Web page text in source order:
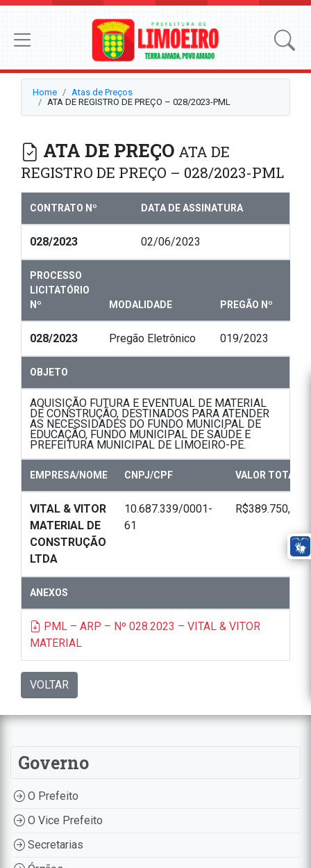
Home
Atas de Preços
ATA DE REGISTRO DE PREÇO – 028/2023-PML
ATA DE PREÇO ATA DE
REGISTRO DE PREÇO – 028/2023-PML
CONTRATO Nº DATA DE ASSINATURA
028/2023 02/06/2023
PROCESSO
LICITATÓRIO
Nº
MODALIDADE PREGÃO Nº
028/2023 Pregão Eletrônico 019/2023
OBJETO
AQUISIÇÃO FUTURA E EVENTUAL DE MATERIAL
DE CONSTRUÇÃO, DESTINADOS PARA ATENDER
AS NECESSIDADES DO FUNDO MUNICIPAL DE
EDUCAÇÃO, FUNDO MUNICIPAL DE SAÚDE E
PREFEITURA MUNICIPAL DE LIMOEIRO-PE.
EMPRESA/NOME CNPJ/CPF VALOR TOTAL
VITAL & VITOR
MATERIAL DE
CONSTRUÇÃO
LTDA
10.687.339/0001-
61
R$389.750,00
ANEXOS
PML – ARP – Nº 028.2023 – VITAL & VITOR
MATERIAL
VOLTAR
Governo
O Prefeito
O Vice Prefeito
Secretarias